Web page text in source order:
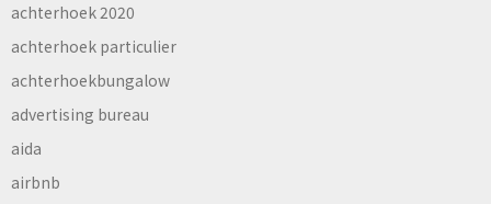
achterhoek 2020
achterhoek particulier
achterhoekbungalow
advertising bureau
aida
airbnb